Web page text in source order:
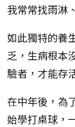
我常常找雨淋
如此獨特的養
乏，生病根本
驗者，才能存
在中年後，為
始學打桌球，